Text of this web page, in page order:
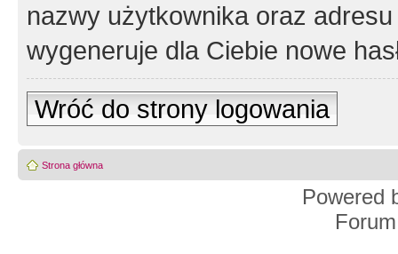
nazwy użytkownika oraz
wygeneruje dla Ciebie nowe
Wróć do strony logowania
Strona główna
Powered